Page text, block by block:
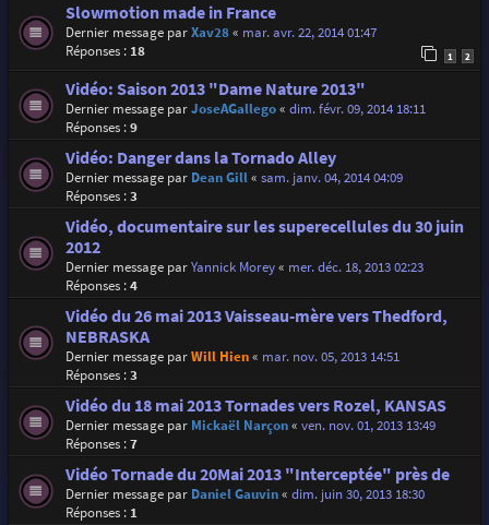
Slowmotion made in France
Dernier message parXav28« mar. avr. 22, 2014 01:47
Réponses : 18 1 2
Vidéo: Saison 2013 "Dame Nature 2013"
Dernier message parJoseAGallego« dim. févr. 09, 2014 18:11
Réponses :9
Vidéo: Danger dans la Tornado Alley
Dernier message par Dean Gill« sam. janv. 04, 2014 04:09
Réponses :3
Vidéo, documentaire sur les superecellules du 30 juin
2012
Dernier message parYannick Morey« mer. déc. 18, 2013 02:23
Réponses :4
Vidéo du 26 mai 2013 Vaisseau-mère vers Thedford,
NEBRASKA
Dernier message parWill Hien« mar. nov. 05, 2013 14:51
Réponses :3
Vidéo du 18 mai 2013 Tornades vers Rozel, KANSAS
Dernier message par Mickaël Narçon« ven. nov. 01, 2013 13:49
Réponses :7
Vidéo Tornade du 20Mai 2013 "Interceptée" près de
Dernier message par Daniel Gauvin« dim. juin 30, 2013 18:30
Réponses : 1